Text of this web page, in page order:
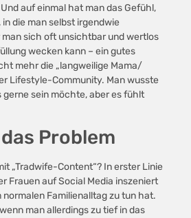
auf einmal hat man das Gefühl,
die man selbst irgendwie
sich oft unsichtbar und wertlos
wecken kann – ein gutes
mehr die „langweilige Mama/
Lifestyle-Community. Man wusste
sein möchte, aber es fühlt
Problem
„Tradwife-Content“? In erster Linie
Frauen auf Social Media inszeniert
Familienalltag zu tun hat.
man allerdings zu tief in das